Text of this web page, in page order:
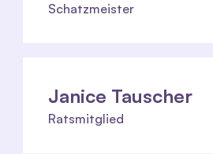
Schatzmeister
Janice Tauscher
Ratsmitglied